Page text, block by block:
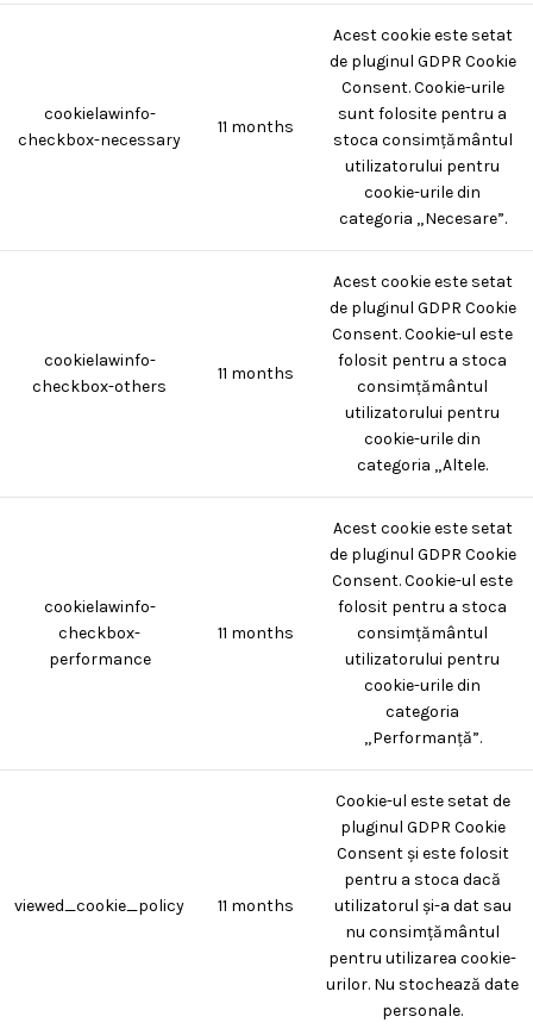
cookielawinfo-
checkbox-necessary
11 months
Acest cookie este setat
de pluginul GDPR Cookie
Consent. Cookie-urile
sunt folosite pentru a
stoca consimțământul
utilizatorului pentru
cookie-urile din
categoria „Necesare”.
cookielawinfo-
checkbox-others
11 months
Acest cookie este setat
de pluginul GDPR Cookie
Consent. Cookie-ul este
folosit pentru a stoca
consimțământul
utilizatorului pentru
cookie-urile din
categoria „Altele.
cookielawinfo-
checkbox-
performance
11 months
Acest cookie este setat
de pluginul GDPR Cookie
Consent. Cookie-ul este
folosit pentru a stoca
consimțământul
utilizatorului pentru
cookie-urile din
categoria
„Performanță”.
viewed_cookie_policy 11 months
Cookie-ul este setat de
pluginul GDPR Cookie
Consent și este folosit
pentru a stoca dacă
utilizatorul și-a dat sau
nu consimțământul
pentru utilizarea cookie-
urilor. Nu stochează date
personale.